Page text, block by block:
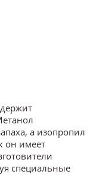
а изопропил
он имеет
специальные